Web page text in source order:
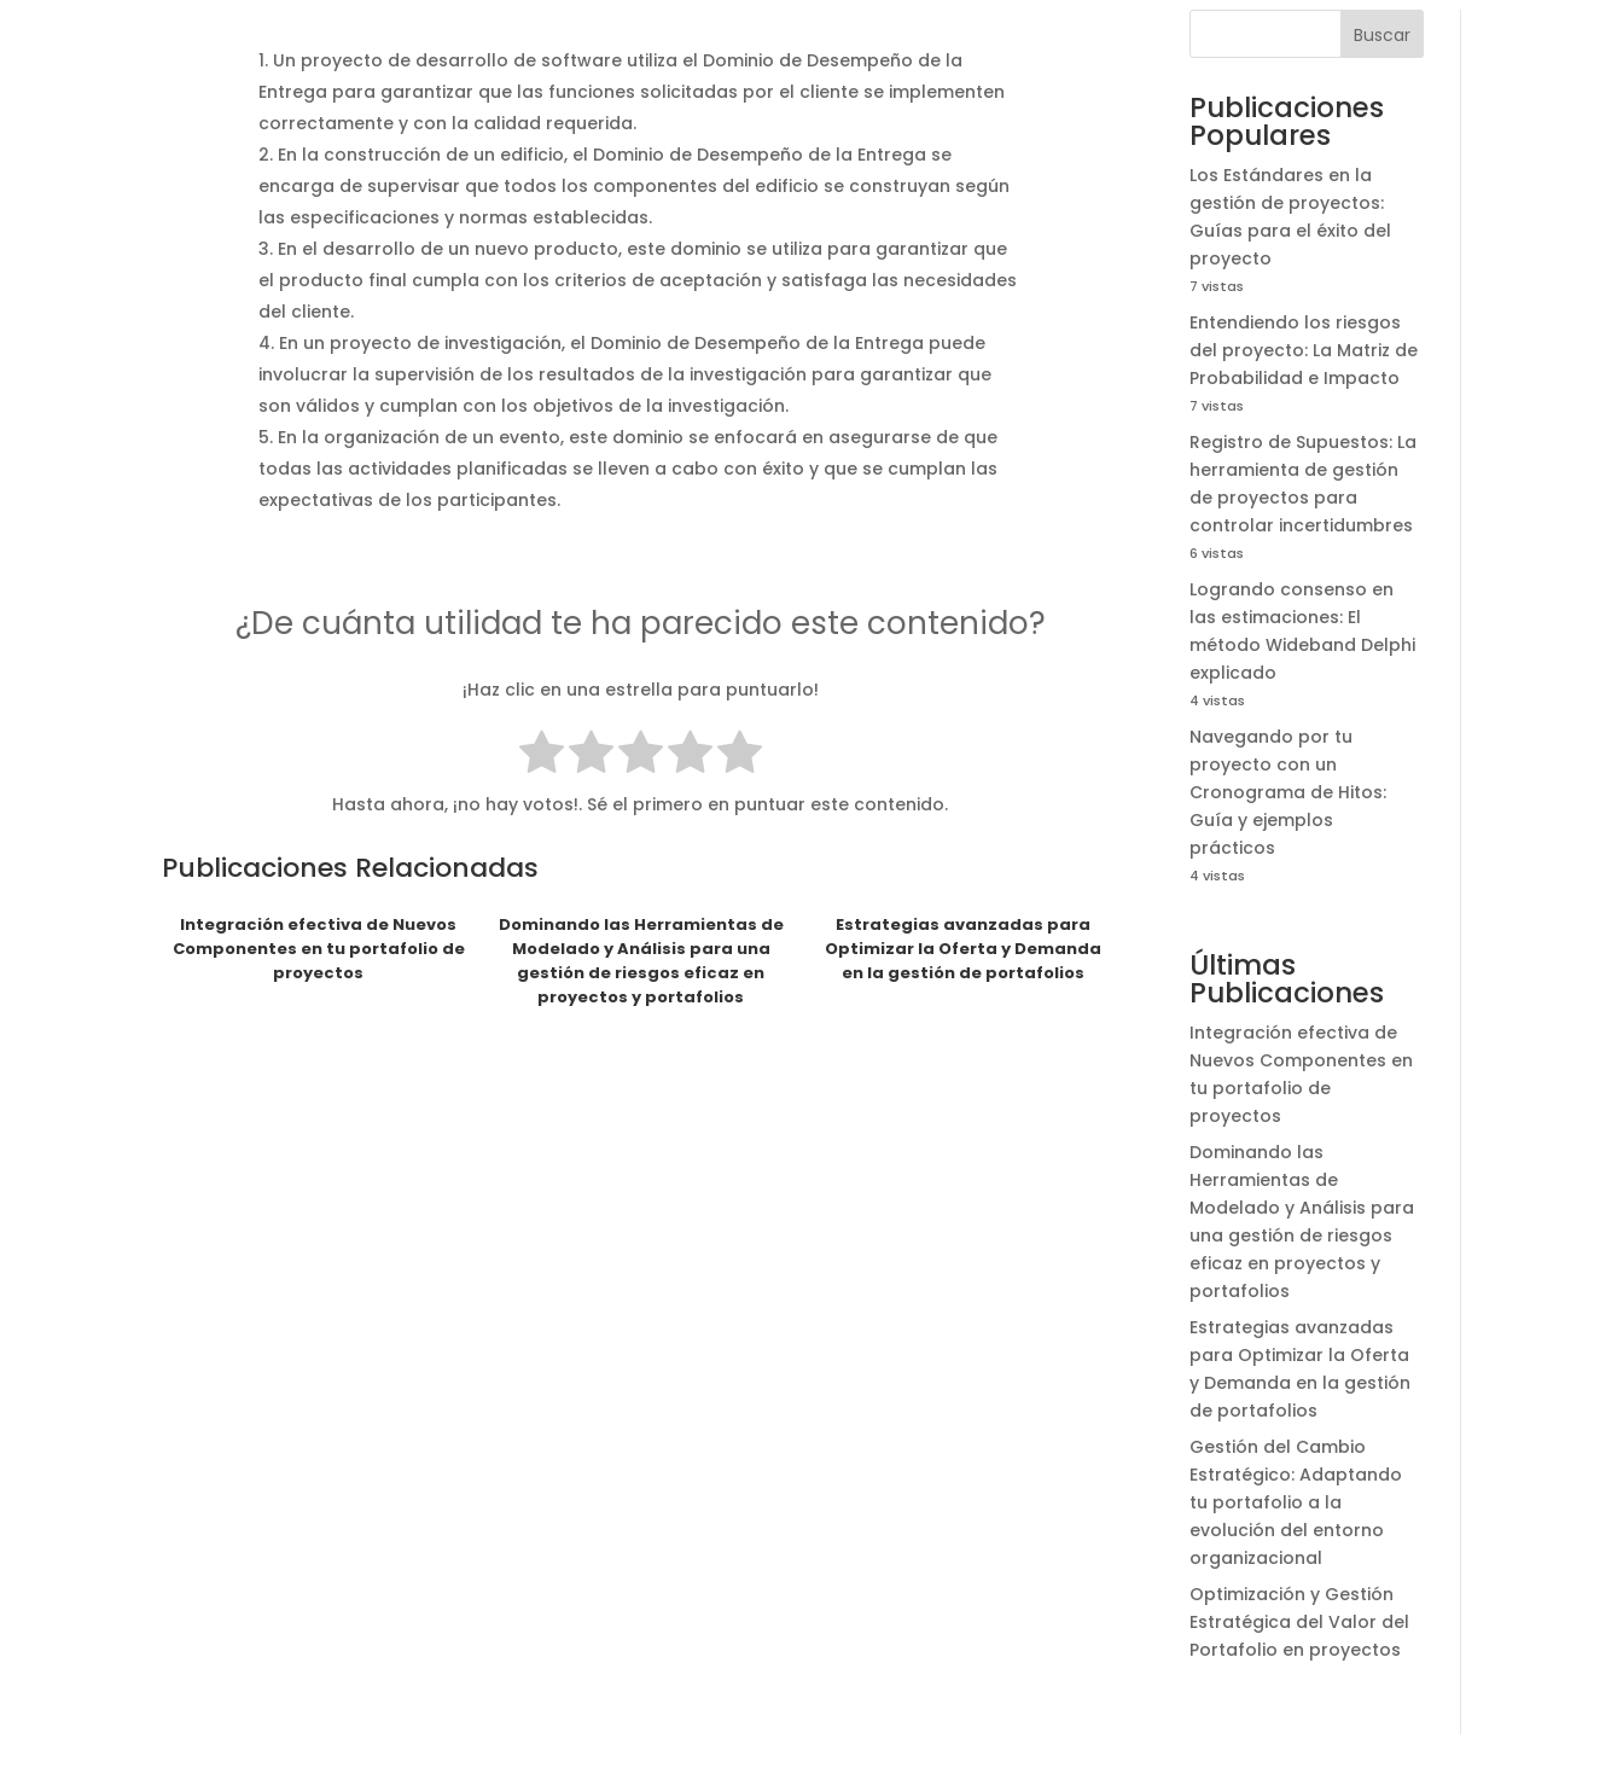
Un proyecto de desarrollo de software utiliza el Dominio de Desempeño de la
Entrega para garantizar que las funciones solicitadas por el cliente se implementen
correctamente y con la calidad requerida.
En la construcción de un edificio, el Dominio de Desempeño de la Entrega se
encarga de supervisar que todos los componentes del edificio se construyan según
las especificaciones y normas establecidas.
En el desarrollo de un nuevo producto, este dominio se utiliza para garantizar que
el producto final cumpla con los criterios de aceptación y satisfaga las necesidades
del cliente.
En un proyecto de investigación, el Dominio de Desempeño de la Entrega puede
involucrar la supervisión de los resultados de la investigación para garantizar que
son válidos y cumplan con los objetivos de la investigación.
En la organización de un evento, este dominio se enfocará en asegurarse de que
todas las actividades planificadas se lleven a cabo con éxito y que se cumplan las
expectativas de los participantes.
¿De cuánta utilidad te ha parecido este contenido?
¡Haz clic en una estrella para puntuarlo!
Hasta ahora, ¡no hay votos!. Sé el primero en puntuar este contenido.
Publicaciones Relacionadas
Integración efectiva de Nuevos
Componentes en tu portafolio de
proyectos
Dominando las Herramientas de
Modelado y Análisis para una
gestión de riesgos eficaz en
proyectos y portafolios
Estrategias avanzadas para
Optimizar la Oferta y Demanda
en la gestión de portafolios
Buscar
Publicaciones
Populares
Los Estándares en la
gestión de proyectos:
Guías para el éxito del
proyecto
7 vistas
Entendiendo los riesgos
del proyecto: La Matriz de
Probabilidad e Impacto
7 vistas
Registro de Supuestos: La
herramienta de gestión
de proyectos para
controlar incertidumbres
6 vistas
Logrando consenso en
las estimaciones: El
método Wideband Delphi
explicado
4 vistas
Navegando por tu
proyecto con un
Cronograma de Hitos:
Guía y ejemplos
prácticos
4 vistas
Últimas
Publicaciones
Integración efectiva de
Nuevos Componentes en
tu portafolio de
proyectos
Dominando las
Herramientas de
Modelado y Análisis para
una gestión de riesgos
eficaz en proyectos y
portafolios
Estrategias avanzadas
para Optimizar la Oferta
y Demanda en la gestión
de portafolios
Gestión del Cambio
Estratégico: Adaptando
tu portafolio a la
evolución del entorno
organizacional
Optimización y Gestión
Estratégica del Valor del
Portafolio en proyectos